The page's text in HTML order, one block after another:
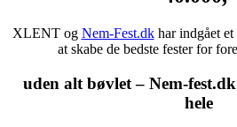
XLENT og Nem-Fest.dkhar indgået et
at skabe de bedste fester for
uden alt bøvlet – Nem-
hele